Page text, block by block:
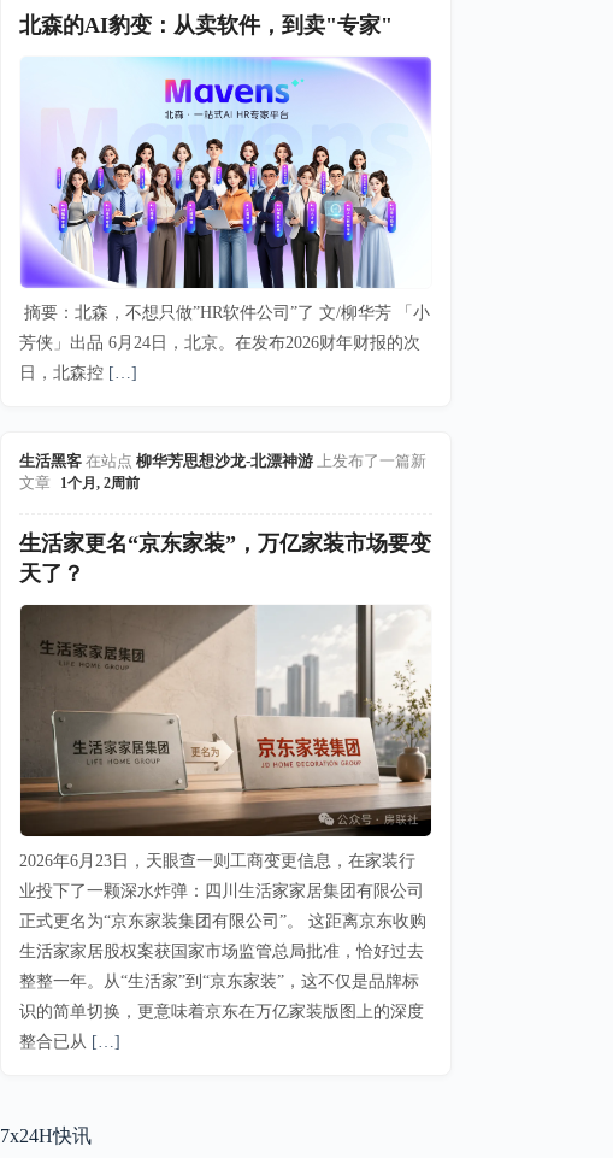
北森的AI豹变：从卖软件，到卖"专家"
摘要：北森，不想只做”HR软件公司”了 文/柳华芳 「小
芳侠」出品 6月24日，北京。在发布2026财年财报的次
日，北森控 […]
生活黑客在站点 柳华芳思想沙龙-北漂神游上发布了一篇新
文章
1个月, 2周前
生活家更名“京东家装”，万亿家装市场要变
天了？
2026年6月23日，天眼查一则工商变更信息，在家装行
业投下了一颗深水炸弹：四川生活家家居集团有限公司
正式更名为“京东家装集团有限公司”。 这距离京东收购
生活家家居股权案获国家市场监管总局批准，恰好过去
整整一年。从“生活家”到“京东家装”，这不仅是品牌标
识的简单切换，更意味着京东在万亿家装版图上的深度
整合已从 […]
7x24H快讯